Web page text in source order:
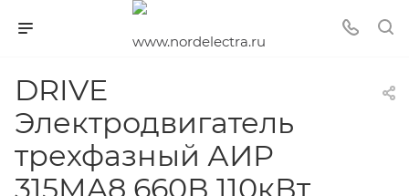
DRIVE
Электродвигатель
трехфазный АИР
315MA8 660В 110кВт